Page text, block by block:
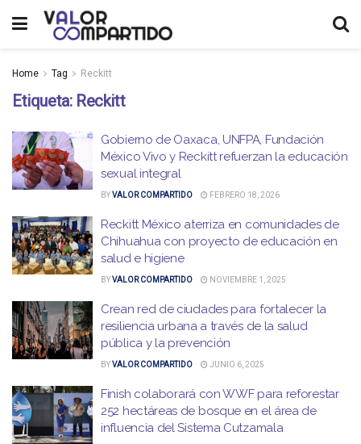
Home Tag Reckitt
Etiqueta: Reckitt
Gobierno de Oaxaca, UNFPA, Fundación
México Vivo y Reckitt refuerzan la educación
sexual integral
BYVALOR COMPARTIDO FEBRERO 18, 2026
Reckitt México aterriza en comunidades de
Chihuahua con proyecto de educación en
salud e higiene
BYVALOR COMPARTIDO NOVIEMBRE 1, 2025
Crean red de ciudades para fortalecer la
resiliencia urbana a través de la salud
pública y la prevención
BYVALOR COMPARTIDO JUNIO 6, 2025
Finish colaborará con WWF para reforestar
252 hectáreas de bosque en el área de
influencia del Sistema Cutzamala